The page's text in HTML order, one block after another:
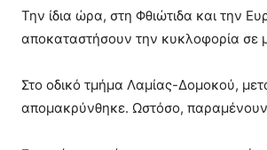
Την ίδια ώρα, στη Φθιώτιδα και την
αποκαταστήσουν την κυκλοφορία σε
Στο οδικό τμήμα Λαμίας-Δομοκού,
απομακρύνθηκε. Ωστόσο, παραμένουν